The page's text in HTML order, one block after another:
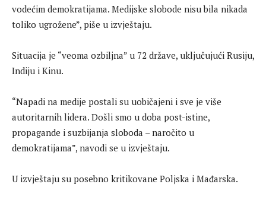
vodećim demokratijama. Medijske slobode nisu bila nikada
toliko ugrožene”, piše u izvještaju.
Situacija je “veoma ozbiljna” u 72 države, uključujući Rusiju,
Indiju i Kinu.
“Napadi na medije postali su uobičajeni i sve je više
autoritarnih lidera. Došli smo u doba post-istine,
propagande i suzbijanja sloboda – naročito u
demokratijama”, navodi se u izvještaju.
U izvještaju su posebno kritikovane Poljska i Mađarska.